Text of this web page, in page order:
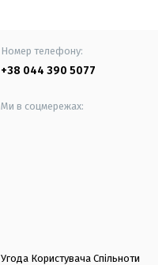
Номер телефону:
+38 044 390 5077
Ми в соцмережах:
Угода Користувача Спільноти